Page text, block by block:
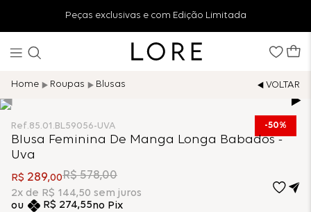
Peças exclusivas e com Edição Limitada
Roupas Blusas
50%
Ref.85.01.BL59056-UVA
Blusa Feminina De Manga Longa Babados -
Uva
R$ 289,00R$ 578,00
2x de R$ 144,50 sem juros
R$ 274,55no Pix